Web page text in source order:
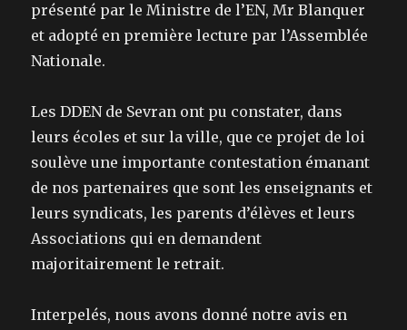
présenté par le Ministre de l’EN, Mr Blanquer
et adopté en première lecture par l’Assemblée
Nationale.
Les DDEN de Sevran ont pu constater, dans
leurs écoles et sur la ville, que ce projet de loi
soulève une importante contestation émanant
de nos partenaires que sont les enseignants et
leurs syndicats, les parents d’élèves et leurs
Associations qui en demandent
majoritairement le retrait.
Interpelés, nous avons donné notre avis en